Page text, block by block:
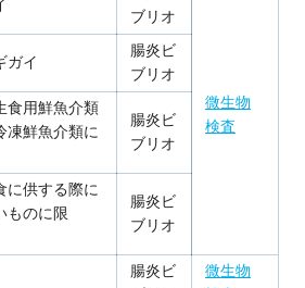
ブリオ
微生物
検査
ガイ
腸炎ビ
ブリオ
食用鮮魚介類
凍鮮魚介類に
腸炎ビ
ブリオ
に供する際に
ものに限
腸炎ビ
ブリオ
腸炎ビ
微生物